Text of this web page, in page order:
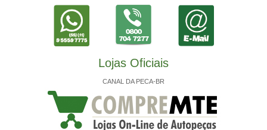
Lojas Oficiais
CANAL DA PECA-BR